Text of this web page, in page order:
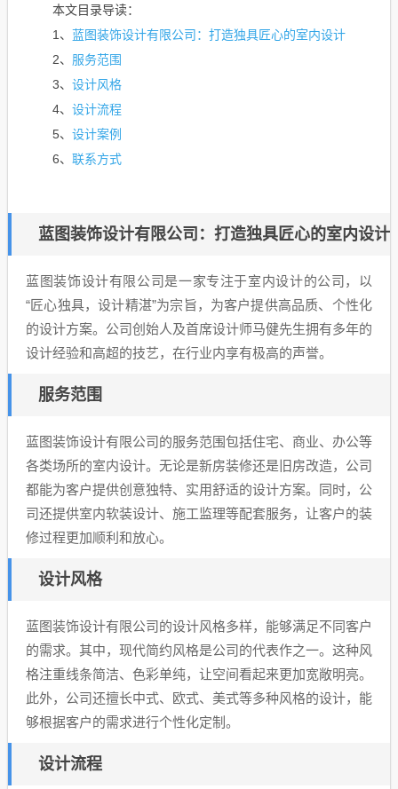
本文目录导读：
1、 蓝图装饰设计有限公司：打造独具匠心的室内设计
2、 服务范围
3、 设计风格
4、 设计流程
5、 设计案例
6、 联系方式
蓝图装饰设计有限公司：打造独具匠心的室内设计
蓝图装饰设计有限公司是一家专注于室内设计的公司，以
“匠心独具，设计精湛”为宗旨，为客户提供高品质、个性化
的设计方案。公司创始人及首席设计师马健先生拥有多年的
设计经验和高超的技艺，在行业内享有极高的声誉。
服务范围
蓝图装饰设计有限公司的服务范围包括住宅、商业、办公等
各类场所的室内设计。无论是新房装修还是旧房改造，公司
都能为客户提供创意独特、实用舒适的设计方案。同时，公
司还提供室内软装设计、施工监理等配套服务，让客户的装
修过程更加顺利和放心。
设计风格
蓝图装饰设计有限公司的设计风格多样，能够满足不同客户
的需求。其中，现代简约风格是公司的代表作之一。这种风
格注重线条简洁、色彩单纯，让空间看起来更加宽敞明亮。
此外，公司还擅长中式、欧式、美式等多种风格的设计，能
够根据客户的需求进行个性化定制。
设计流程